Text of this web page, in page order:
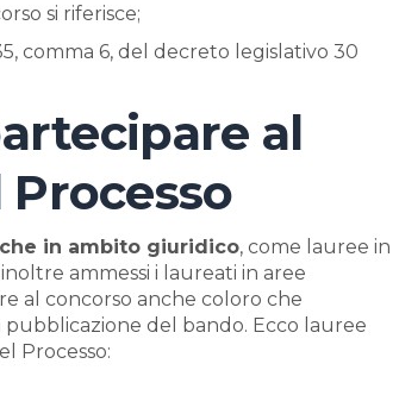
si riferisce;
comma 6, del decreto legislativo 30
al
in ambito giuridico, come lauree in
ammessi i laureati in aree
al concorso anche coloro che
del bando. Ecco lauree
Processo: